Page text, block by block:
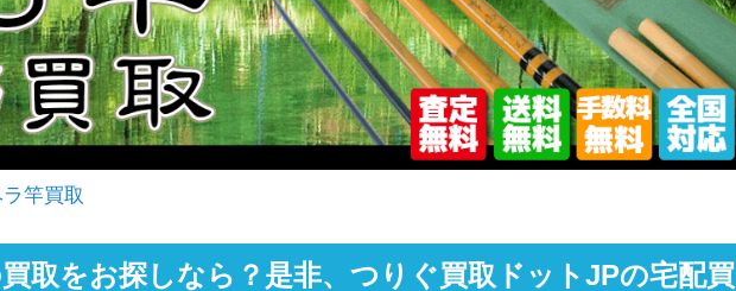
竿買取
取をお探しなら？是非、つりぐ買取ドットJPの宅配買